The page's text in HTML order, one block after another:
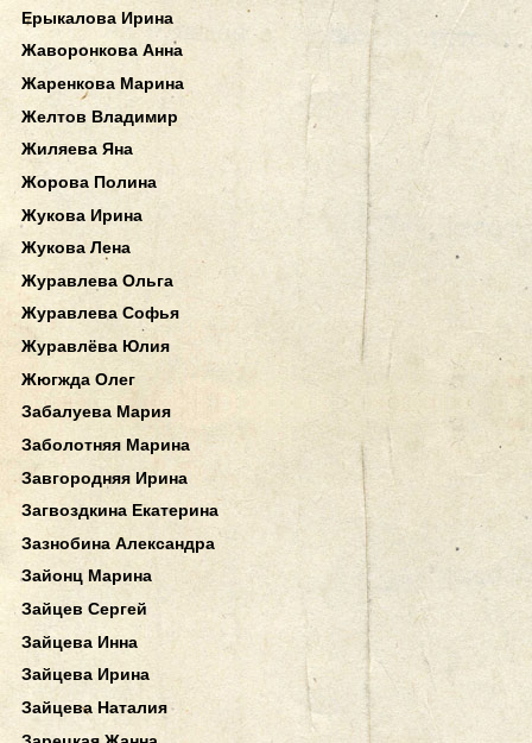
Ерыкалова Ирина
Жаворонкова Анна
Жаренкова Марина
Желтов Владимир
Жиляева Яна
Жорова Полина
Жукова Ирина
Жукова Лена
Журавлева Ольга
Журавлева Софья
Журавлёва Юлия
Жюгжда Олег
Забалуева Мария
Заболотняя Марина
Завгородняя Ирина
Загвоздкина Екатерина
Зазнобина Александра
Зайонц Марина
Зайцев Сергей
Зайцева Инна
Зайцева Ирина
Зайцева Наталия